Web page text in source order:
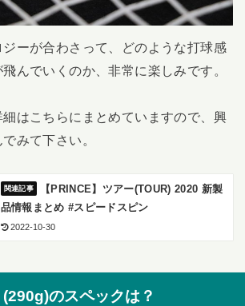
ーが合わさって、どのような打球感
んでいくのか、非常に楽しみです。
はこちらにまとめていますので、興
みて下さい。
【PRINCE】ツアー(TOUR) 2020 新製
品情報まとめ #スピードスピン
2022-10-30
のスペックは？